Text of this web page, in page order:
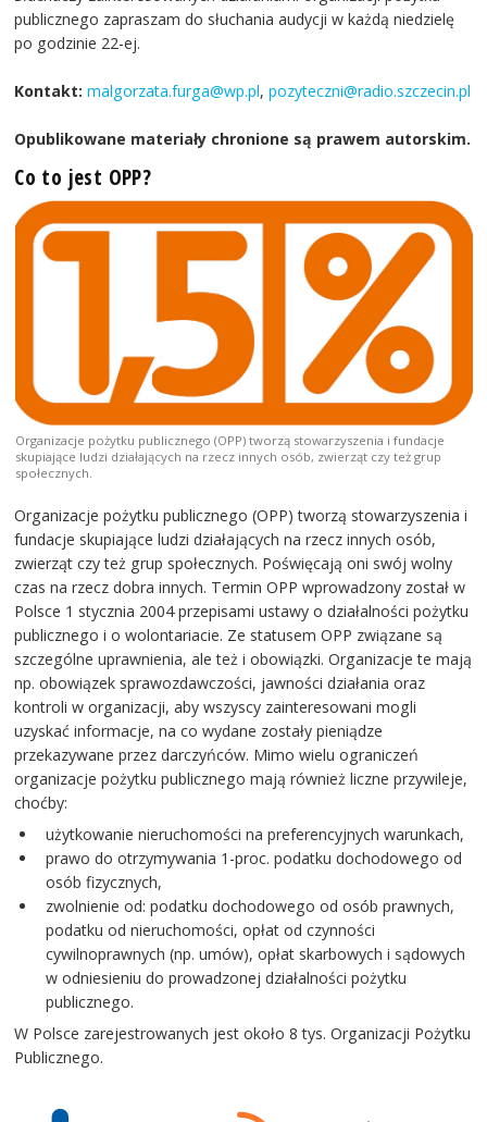
publicznego zapraszam do słuchania audycji w każdą niedzielę
po godzinie 22-ej.
Kontakt: malgorzata.furga@wp.pl,pozyteczni@radio.szczecin.pl
Opublikowane materiały chronione są prawem autorskim.
Co to jest OPP?
Organizacje pożytku publicznego (OPP) tworzą stowarzyszenia i fundacje
skupiające ludzi działających na rzecz innych osób, zwierząt czy też grup
społecznych.
Organizacje pożytku publicznego (OPP) tworzą stowarzyszenia i
fundacje skupiające ludzi działających na rzecz innych osób,
zwierząt czy też grup społecznych. Poświęcają oni swój wolny
czas na rzecz dobra innych. Termin OPP wprowadzony został w
Polsce 1 stycznia 2004 przepisami ustawy o działalności pożytku
publicznego i o wolontariacie. Ze statusem OPP związane są
szczególne uprawnienia, ale też i obowiązki. Organizacje te mają
np. obowiązek sprawozdawczości, jawności działania oraz
kontroli w organizacji, aby wszyscy zainteresowani mogli
uzyskać informacje, na co wydane zostały pieniądze
przekazywane przez darczyńców. Mimo wielu ograniczeń
organizacje pożytku publicznego mają również liczne przywileje,
choćby:
użytkowanie nieruchomości na preferencyjnych warunkach,
prawo do otrzymywania 1-proc. podatku dochodowego od
osób fizycznych,
zwolnienie od: podatku dochodowego od osób prawnych,
podatku od nieruchomości, opłat od czynności
cywilnoprawnych (np. umów), opłat skarbowych i sądowych
w odniesieniu do prowadzonej działalności pożytku
publicznego.
W Polsce zarejestrowanych jest około 8 tys. Organizacji Pożytku
Publicznego.